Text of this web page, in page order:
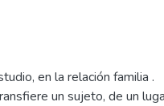
en la relación familia .
un sujeto, de un